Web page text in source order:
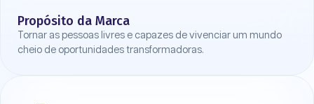
Propósito da Marca
Tornar as pessoas livres e capazes de vivenciar um mundo
cheio de oportunidades transformadoras.